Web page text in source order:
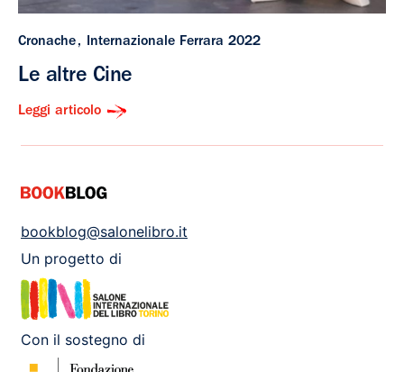
Cronache Internazionale Ferrara 2022
Le altre Cine
Leggi articolo
bookblog@salonelibro.it
Un progetto di
Con il sostegno di